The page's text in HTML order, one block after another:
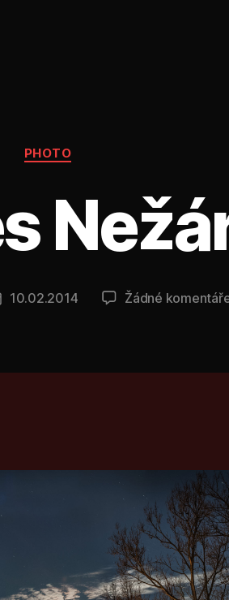
Rubriky
PHOTO
10.02.2014 Žádné